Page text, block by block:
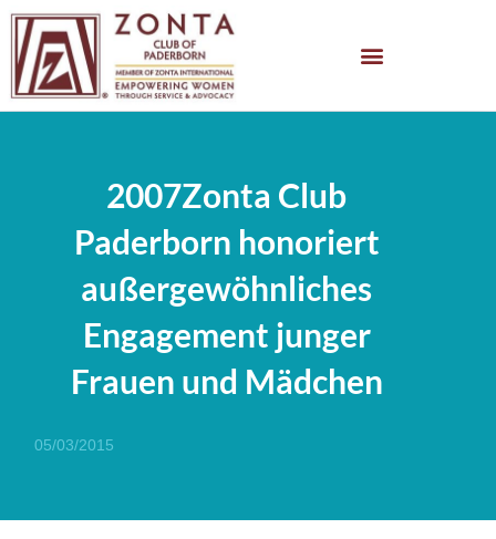
2007Zonta Club
Paderborn honoriert
außergewöhnliches
Engagement junger
Frauen und Mädchen
05/03/2015